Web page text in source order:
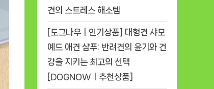
견의 스트레스 해소템
[도그나우ㅣ인기상품] 대형견 샤모
예드 애견 샴푸: 반려견의 윤기와 건
강을 지키는 최고의 선택
[DOGNOWㅣ추천상품]